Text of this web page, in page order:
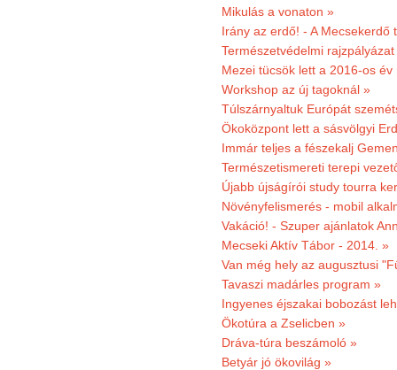
Mikulás a vonaton »
Irány az erdő! - A
Természetvédelmi
Mezei tücsök lett a 2016-os év
Workshop az új tagoknál »
Túlszárnyaltuk Európát
Ökoközpont lett a sásvölgyi
Immár teljes a fészekalj
Természetismereti terepi
Újabb újságírói study tourra
Növényfelismerés - mobil
Vakáció! - Szuper ajánlatok
Mecseki Aktív Tábor - 2014. »
Van még hely az augusztusi
Tavaszi madárles program »
Ingyenes éjszakai bobozást
Ökotúra a Zselicben »
Dráva-túra beszámoló »
Betyár jó ökovilág »